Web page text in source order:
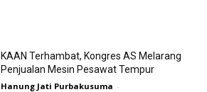
KAAN Terhambat, Kongres AS Melarang
Penjualan Mesin Pesawat Tempur
Hanung Jati Purbakusuma -